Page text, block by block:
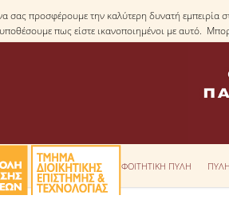
σας προσφέρουμε την καλύτερη δυνατή εμπειρία
πως είστε ικανοποιημένοι με αυτό.
ΦΟΙΤΗΤΙΚΗ ΠΥΛΗ